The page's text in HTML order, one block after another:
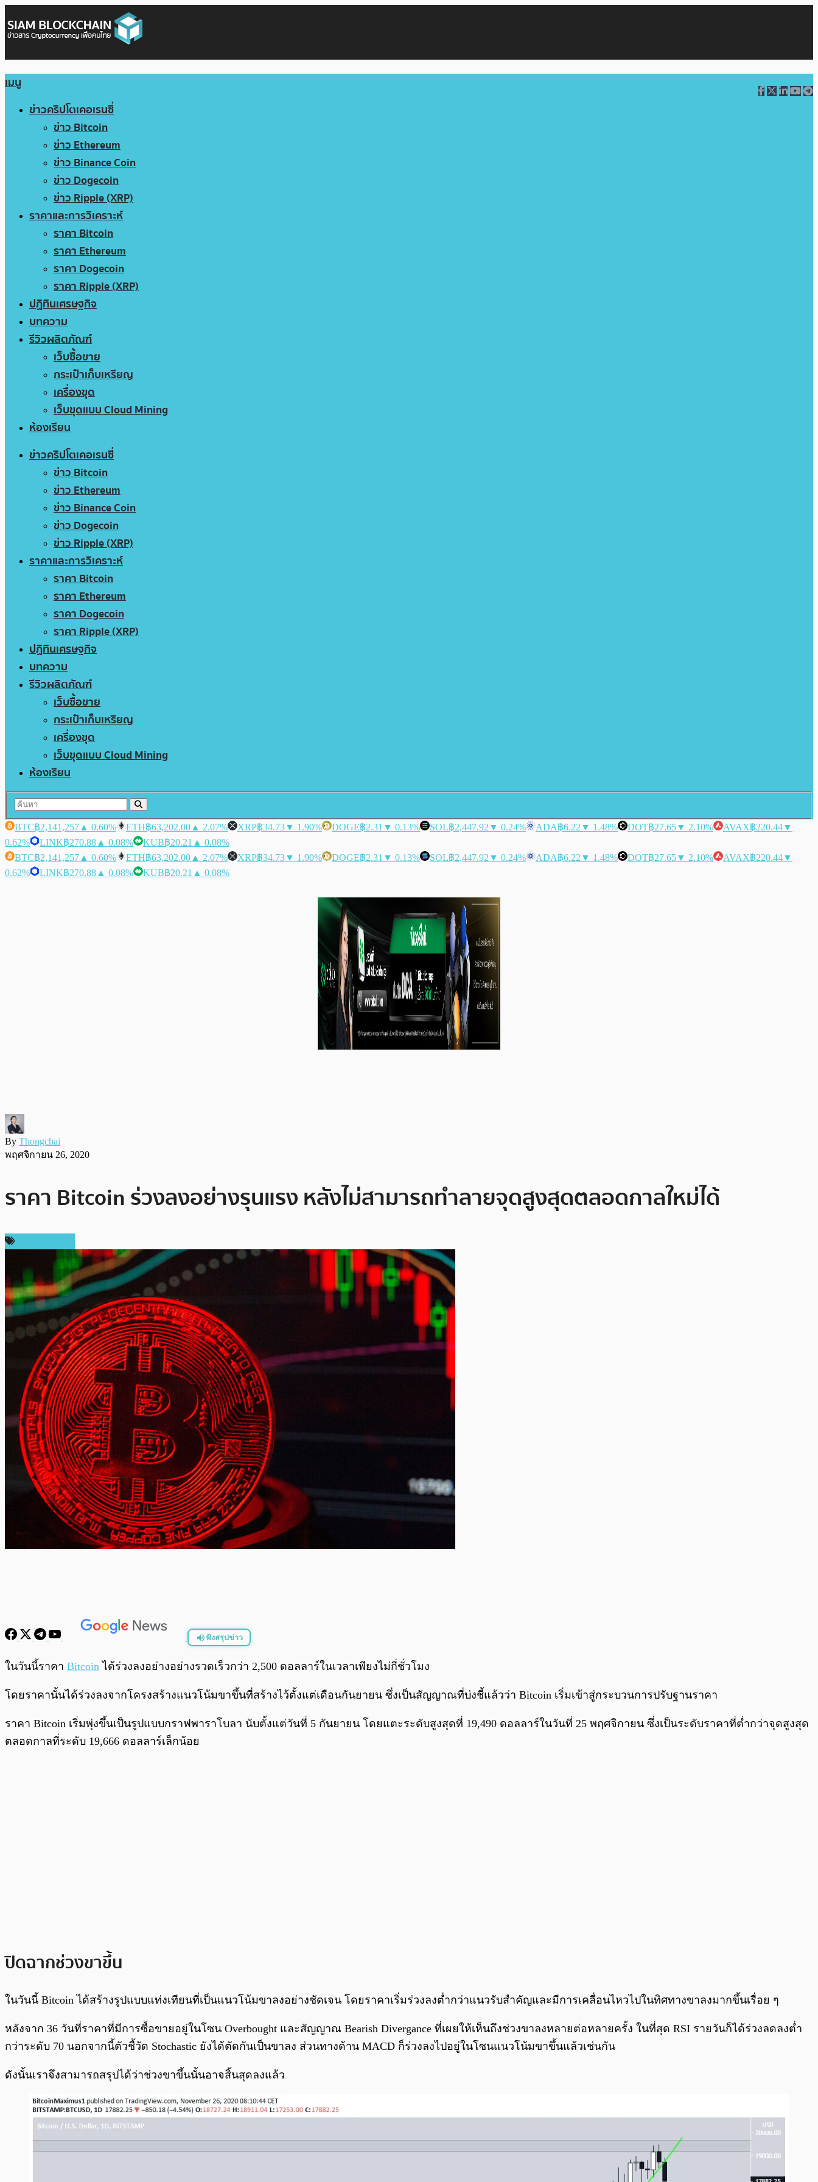
เมนู
ข่าวคริปโตเคอเรนซี่
ข่าว Bitcoin
ข่าว Ethereum
ข่าว Binance Coin
ข่าว Dogecoin
ข่าว Ripple (XRP)
ราคาและการวิเคราะห์
ราคา Bitcoin
ราคา Ethereum
ราคา Dogecoin
ราคา Ripple (XRP)
ปฏิทินเศรษฐกิจ
บทความ
รีวิวผลิตภัณฑ์
เว็บซื้อขาย
กระเป๋าเก็บเหรียญ
เครื่องขุด
เว็บขุดแบบ Cloud Mining
ห้องเรียน
ข่าวคริปโตเคอเรนซี่
ข่าว Bitcoin
ข่าว Ethereum
ข่าว Binance Coin
ข่าว Dogecoin
ข่าว Ripple (XRP)
ราคาและการวิเคราะห์
ราคา Bitcoin
ราคา Ethereum
ราคา Dogecoin
ราคา Ripple (XRP)
ปฏิทินเศรษฐกิจ
บทความ
รีวิวผลิตภัณฑ์
เว็บซื้อขาย
กระเป๋าเก็บเหรียญ
เครื่องขุด
เว็บขุดแบบ Cloud Mining
ห้องเรียน
BTC฿2,141,257 ▲ 0.60% ETH฿63,202.00 ▲ 2.07% XRP฿34.73▼ 1.90% DOGE฿2.31 ▼ 0.13% SOL฿2,447.92 ▼ 0.24% ADA฿6.22 ▼ 1.48% DOT฿27.65▼ 2.10% AVAX฿220.44▼
0.62%
LINK฿270.88 ▲ 0.08% KUB฿20.21 ▲ 0.08%
BTC฿2,141,257 ▲ 0.60% ETH฿63,202.00 ▲ 2.07% XRP฿34.73▼ 1.90% DOGE฿2.31 ▼ 0.13% SOL฿2,447.92 ▼ 0.24% ADA฿6.22 ▼ 1.48% DOT฿27.65▼ 2.10% AVAX฿220.44▼
0.62%
LINK฿270.88 ▲ 0.08% KUB฿20.21 ▲ 0.08%
By Thongchai
พฤศจิกายน 26, 2020
ราคา Bitcoin ร่วงลงอย่างรุนแรง หลังไม่สามารถทำลายจุดสูงสุดตลอดกาลใหม่ได้
ฟังสรุปข่าว
พร้อมเล่น
ในวันนี้ราคา Bitcoin ได้ร่วงลงอย่างอย่างรวดเร็วกว่า 2,500 ดอลลาร์ในเวลาเพียงไม่กี่ชั่วโมง
โดยราคานั้นได้ร่วงลงจากโครงสร้างแนวโน้มขาขึ้นที่สร้างไว้ตั้งแต่เดือนกันยายน ซึ่งเป็นสัญญาณที่บ่งชี้แล้วว่า Bitcoin เริ่มเข้าสู่กระบวนการปรับฐานราคา
ราคา Bitcoin เริ่มพุ่งขึ้นเป็นรูปแบบกราฟพาราโบลา นับตั้งแต่วันที่ 5 กันยายน โดยแตะระดับสูงสุดที่ 19,490 ดอลลาร์ในวันที่ 25 พฤศจิกายน ซึ่งเป็นระดับราคาที่ต่ำกว่าจุดสูงสุด
ตลอดกาลที่ระดับ 19,666 ดอลลาร์เล็กน้อย
ปิดฉากช่วงขาขึ้น
ในวันนี้ Bitcoin ได้สร้างรูปแบบแท่งเทียนที่เป็นแนวโน้มขาลงอย่างชัดเจน โดยราคาเริ่มร่วงลงต่ำกว่าแนวรับสำคัญและมีการเคลื่อนไหวไปในทิศทางขาลงมากขึ้นเรื่อย ๆ
หลังจาก 36 วันที่ราคาที่มีการซื้อขายอยู่ในโซน Overbought และสัญญาณ Bearish Divergance ที่เผยให้เห็นถึงช่วงขาลงหลายต่อหลายครั้ง ในที่สุด RSI รายวันก็ได้ร่วงลดลงต่ำ
กว่าระดับ 70 นอกจากนี้ตัวชี้วัด Stochastic ยังได้ตัดกันเป็นขาลง ส่วนทางด้าน MACD ก็ร่วงลงไปอยู่ในโซนแนวโน้มขาขึ้นแล้วเช่นกัน
ดังนั้นเราจึงสามารถสรุปได้ว่าช่วงขาขึ้นนั้นอาจสิ้นสุดลงแล้ว